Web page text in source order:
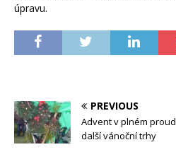
úpravu.
PREVIOUS
Advent v plném
další vánoční trhy